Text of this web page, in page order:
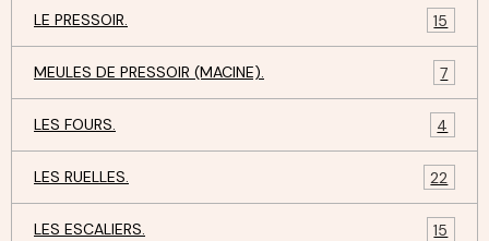
LE PRESSOIR. 15
MEULES DE PRESSOIR (MACINE). 7
LES FOURS. 4
LES RUELLES. 22
LES ESCALIERS. 15